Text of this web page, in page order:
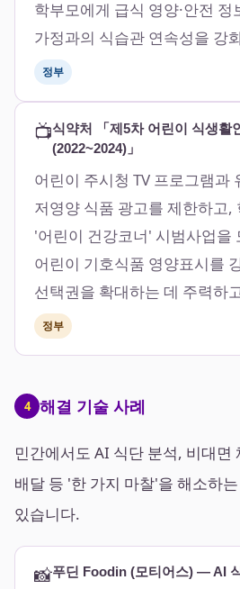
학부모에게 급식 영양·안전 정
가정과의 식습관 연속성을 강
정부
📺식약처 「제5차 어린이 식생활
(2022~2024)」
어린이 주시청 TV 프로그램과
저영양 식품 광고를 제한하고,
'어린이 건강코너' 시범사업을
어린이 기호식품 영양표시를
선택권을 확대하는 데 주력하
정부
4 해결 기술 사례
민간에서도 AI 식단 분석, 비대면
배달 등 '한 가지 마찰'을 해소하
있습니다.
📸푸딘 Foodin (모티어스) — AI